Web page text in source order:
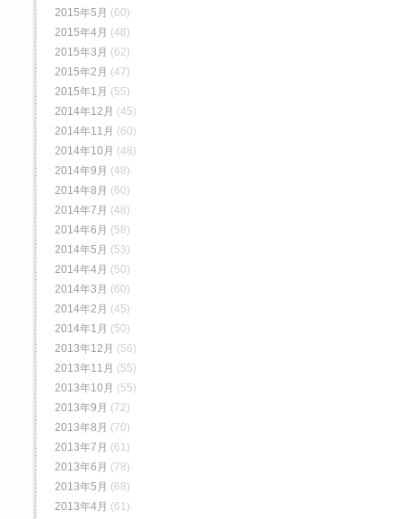
2015年5月 (60)
2015年4月 (48)
2015年3月 (62)
2015年2月 (47)
2015年1月 (55)
2014年12月 (45)
2014年11月 (60)
2014年10月 (48)
2014年9月 (48)
2014年8月 (60)
2014年7月 (48)
2014年6月 (58)
2014年5月 (53)
2014年4月 (50)
2014年3月 (60)
2014年2月 (45)
2014年1月 (50)
2013年12月 (56)
2013年11月 (55)
2013年10月 (55)
2013年9月 (72)
2013年8月 (70)
2013年7月 (61)
2013年6月 (78)
2013年5月 (68)
2013年4月 (61)